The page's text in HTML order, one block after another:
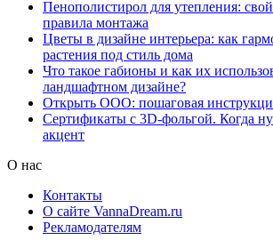
Пенополистирол для утепления:
правила монтажа
Цветы в дизайне интерьера: как
растения под стиль дома
Что такое габионы и как их
ландшафтном дизайне?
Открыть ООО: пошаговая
Сертификаты с 3D-фольгой. Когда
акцент
О нас
Контакты
О сайте VannaDream.ru
Рекламодателям